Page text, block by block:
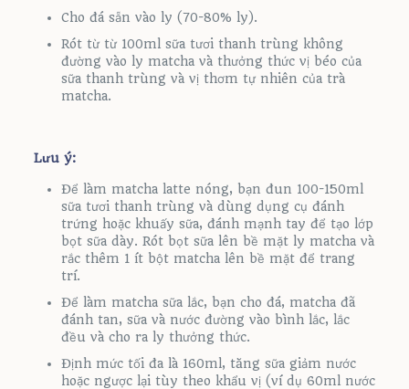
Cho đá sẵn vào ly (70-80% ly).
Rót từ từ 100ml sữa tươi thanh trùng không
đường vào ly matcha và thưởng thức vị béo của
sữa thanh trùng và vị thơm tự nhiên của trà
matcha.
Lưu ý:
Để làm matcha latte nóng, bạn đun 100-150ml
sữa tươi thanh trùng và dùng dụng cụ đánh
trứng hoặc khuấy sữa, đánh mạnh tay để tạo lớp
bọt sữa dày. Rót bọt sữa lên bề mặt ly matcha và
rắc thêm 1 ít bột matcha lên bề mặt để trang
trí.
Để làm matcha sữa lắc, bạn cho đá, matcha đã
đánh tan, sữa và nước đường vào bình lắc, lắc
đều và cho ra ly thưởng thức.
Định mức tối đa là 160ml, tăng sữa giảm nước
hoặc ngược lại tùy theo khẩu vị (ví dụ 60ml nước